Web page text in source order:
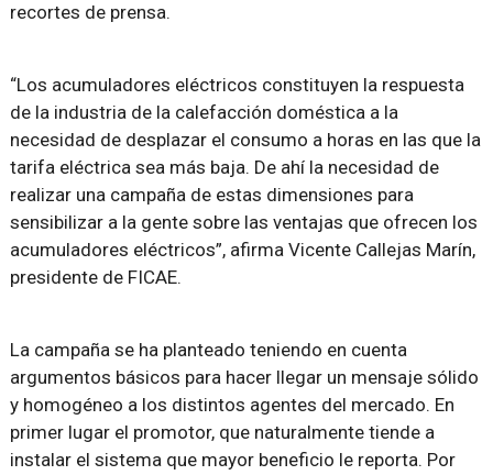
recortes de prensa.
“Los acumuladores eléctricos constituyen la respuesta
de la industria de la calefacción doméstica a la
necesidad de desplazar el consumo a horas en las que la
tarifa eléctrica sea más baja. De ahí la necesidad de
realizar una campaña de estas dimensiones para
sensibilizar a la gente sobre las ventajas que ofrecen los
acumuladores eléctricos”, afirma Vicente Callejas Marín,
presidente de FICAE.
La campaña se ha planteado teniendo en cuenta
argumentos básicos para hacer llegar un mensaje sólido
y homogéneo a los distintos agentes del mercado. En
primer lugar el promotor, que naturalmente tiende a
instalar el sistema que mayor beneficio le reporta. Por